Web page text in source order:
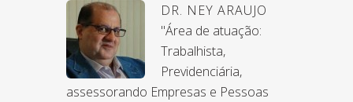
DR. NEY ARAUJO
"Área de atuação:
Trabalhista,
Previdenciária,
assessorando Empresas e Pessoas